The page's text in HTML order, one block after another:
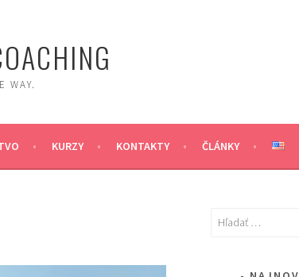
WAY.
KURZY KONTAKTY ČLÁNKY
Hľadať: